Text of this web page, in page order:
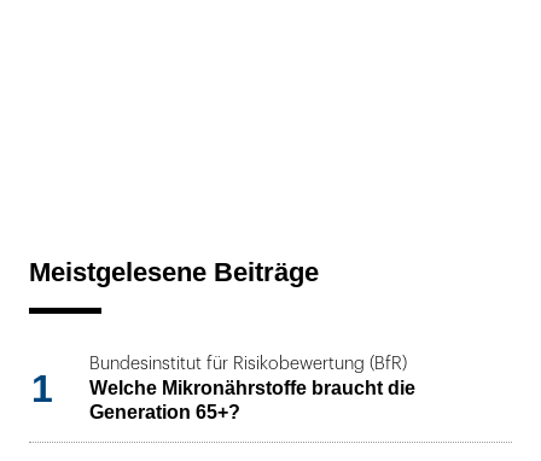
Meistgelesene Beiträge
1
Bundesinstitut für Risikobewertung (BfR)
Welche Mikronährstoffe braucht die
Generation 65+?